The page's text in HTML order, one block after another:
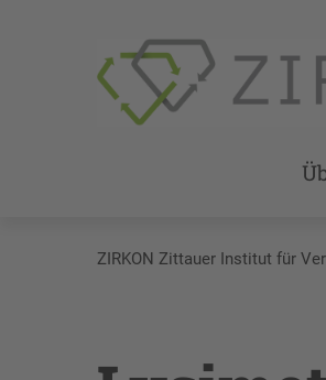
ZIRKON Zittauer Institut für